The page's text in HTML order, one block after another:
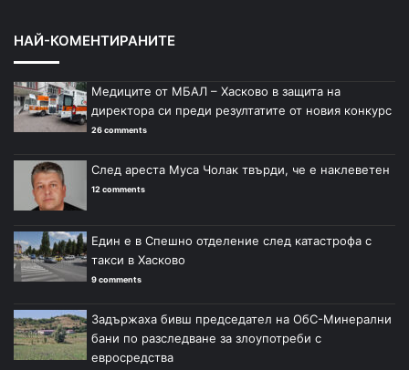
НАЙ-КОМЕНТИРАНИТЕ
Медиците от МБАЛ – Хасково в защита на
директора си преди резултатите от новия конкурс
26 comments
След ареста Муса Чолак твърди, че е наклеветен
12 comments
Един е в Спешно отделение след катастрофа с
такси в Хасково
9 comments
Задържаха бивш председател на ОбС-Минерални
бани по разследване за злоупотреби с
евросредства